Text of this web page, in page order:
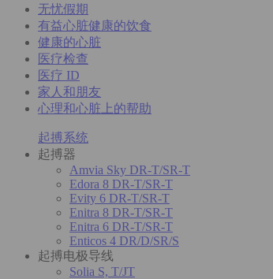
无忧假期
有益心脏健康的饮食
健康的心脏
医疗检查
医疗 ID
家人和朋友
心理和心脏上的帮助
起搏系统
起搏器
Amvia Sky DR-T/SR-T
Edora 8 DR-T/SR-T
Evity 6 DR-T/SR-T
Enitra 8 DR-T/SR-T
Enitra 6 DR-T/SR-T
Enticos 4 DR/D/SR/S
起搏电极导线
Solia S, T/JT